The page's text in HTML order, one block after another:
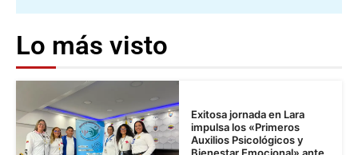
Lo más visto
Exitosa jornada en Lara
impulsa los «Primeros
Auxilios Psicológicos y